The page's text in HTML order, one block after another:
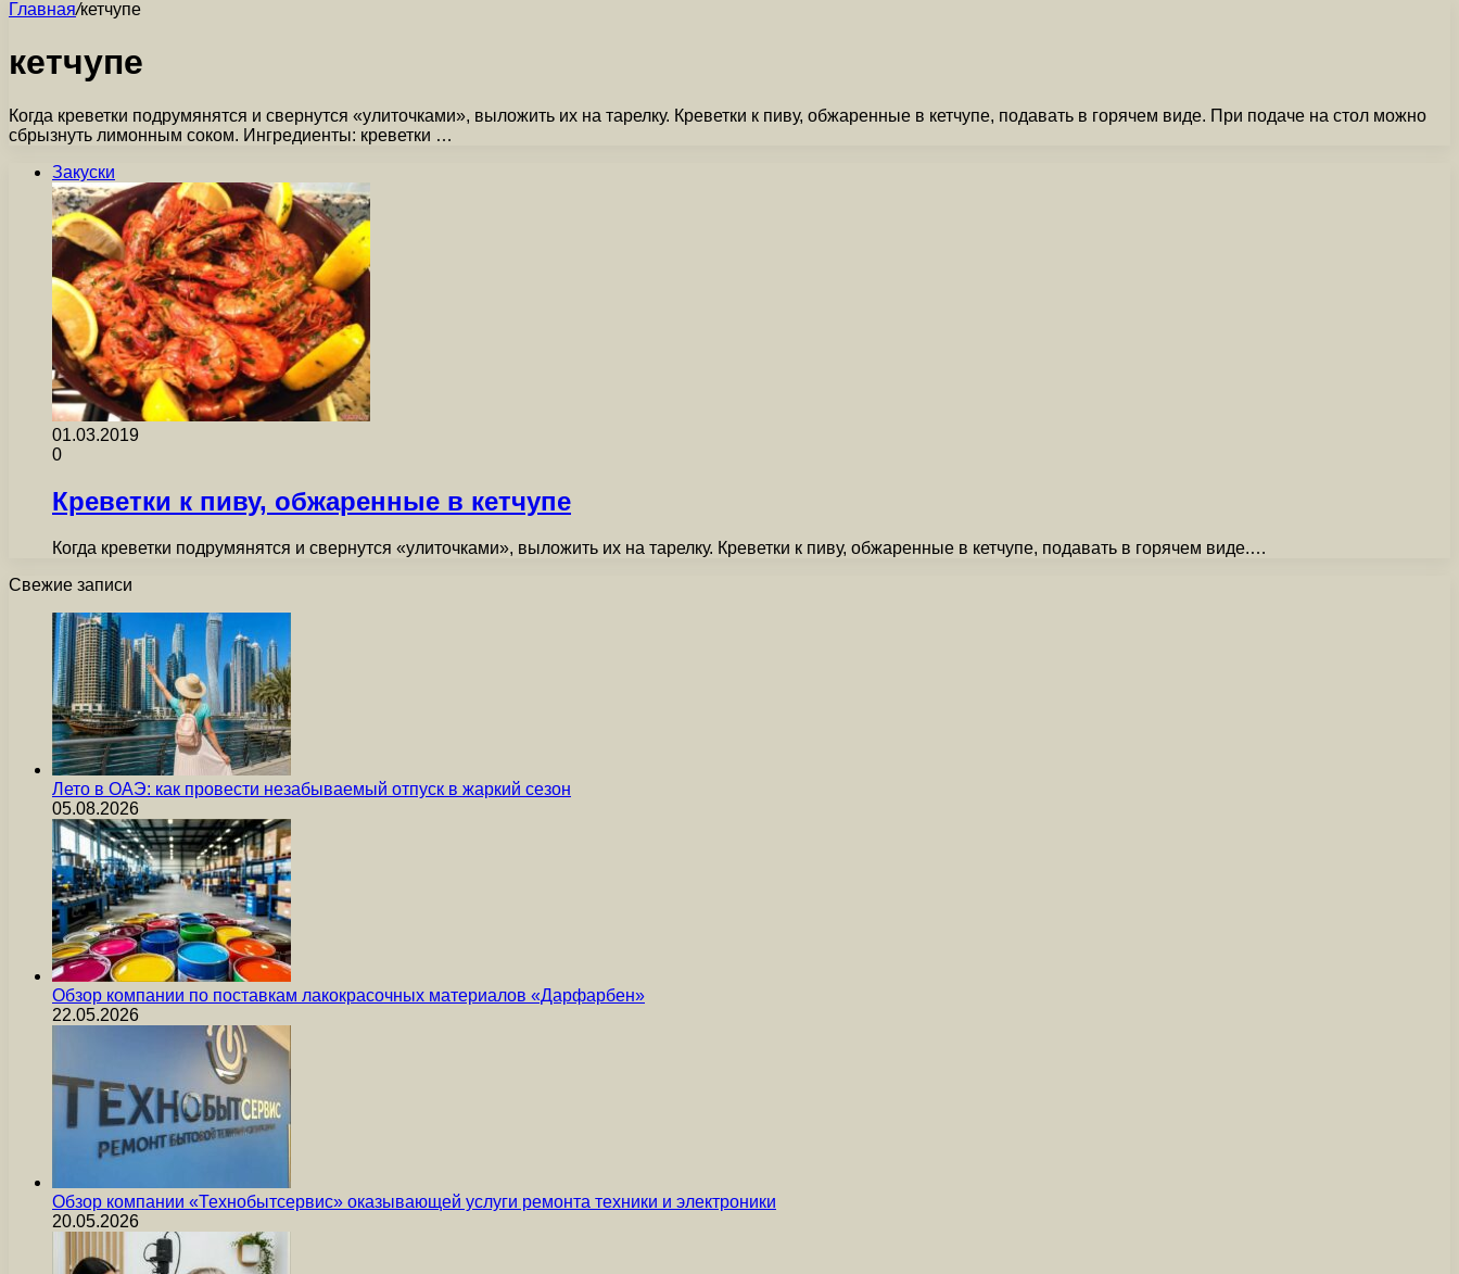
Главная/кетчупе
кетчупе
Когда креветки подрумянятся и свернутся «улиточками», выложить их на тарелку. Креветки к пиву, обжаренные в кетчупе, подавать в горячем виде. При подаче на стол можно
сбрызнуть лимонным соком. Ингредиенты: креветки …
Закуски
01.03.2019
0
Креветки к пиву, обжаренные в кетчупе
Когда креветки подрумянятся и свернутся «улиточками», выложить их на тарелку. Креветки к пиву, обжаренные в кетчупе, подавать в горячем виде.…
Свежие записи
Лето в ОАЭ: как провести незабываемый отпуск в жаркий сезон
05.08.2026
Обзор компании по поставкам лакокрасочных материалов «Дарфарбен»
22.05.2026
Обзор компании «Технобытсервис» оказывающей услуги ремонта техники и электроники
20.05.2026